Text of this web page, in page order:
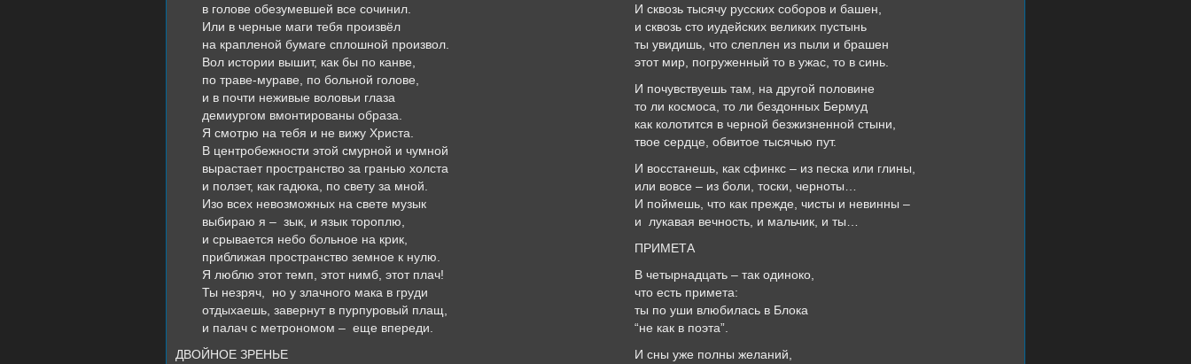
в голове обезумевшей все сочинил.
Или в черные маги тебя произвёл
на крапленой бумаге сплошной произвол.
Вол истории вышит, как бы по канве,
по траве-мураве, по больной голове,
и в почти неживые воловьи глаза
демиургом вмонтированы образа.
Я смотрю на тебя и не вижу Христа.
В центробежности этой смурной и чумной
вырастает пространство за гранью холста
и ползет, как гадюка, по свету за мной.
Изо всех невозможных на свете музык
выбираю я – зык, и язык тороплю,
и срывается небо больное на крик,
приближая пространство земное к нулю.
Я люблю этот темп, этот нимб, этот плач!
Ты незряч, но у злачного мака в груди
отдыхаешь, завернут в пурпуровый плащ,
и палач с метрономом – еще впереди.
ДВОЙНОЕ ЗРЕНЬЕ
И сквозь тысячу русских соборов и башен,
и сквозь сто иудейских великих пустынь
ты увидишь, что слеплен из пыли и брашен
этот мир, погруженный то в ужас, то в синь.
И почувствуешь там, на другой половине
то ли космоса, то ли бездонных Бермуд
как колотится в черной безжизненной стыни,
твое сердце, обвитое тысячью пут.
И восстанешь, как сфинкс – из песка или глины,
или вовсе – из боли, тоски, черноты…
И поймешь, что как прежде, чисты и невинны –
и лукавая вечность, и мальчик, и ты…
ПРИМЕТА
В четырнадцать – так одиноко,
что есть примета:
ты по уши влюбилась в Блока
“не как в поэта”.
И сны уже полны желаний,